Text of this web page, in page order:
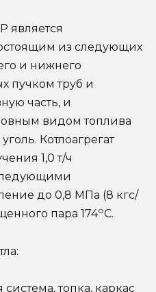
является
из следующих
и нижнего
пучком труб и
часть, и
видом топлива
Котлоагрегат
1,0 т/ч
до 0,8 МПа (8 кгс/
пара 174оС.
система, топка, каркас